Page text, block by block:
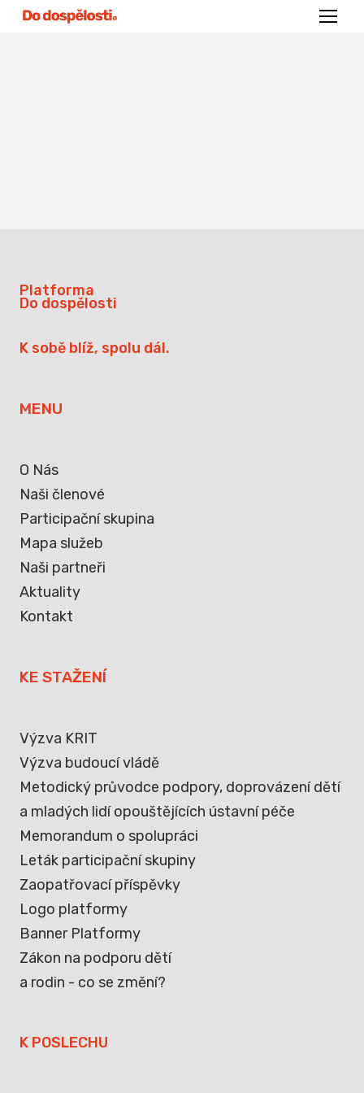
Menu
Platforma
Do dospělosti
K sobě blíž, spolu dál.
MENU
O Nás
Naši členové
Participační skupina
Mapa služeb
Naši partneři
Aktuality
Kontakt
KE STAŽENÍ
Výzva KRIT
Výzva budoucí vládě
Metodický průvodce podpory, doprovázení dětí
a mladých lidí opouštějících ústavní péče
Memorandum o spolupráci
Leták participační skupiny
Zaopatřovací příspěvky
Logo platformy
Banner Platformy
Zákon na podporu dětí
a rodin - co se změní?
K POSLECHU